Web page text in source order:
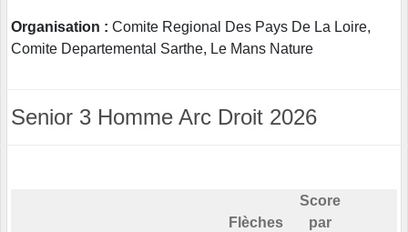
Organisation : Comite Regional Des Pays De La Loire,
Comite Departemental Sarthe, Le Mans Nature
Senior 3 Homme Arc Droit 2026
Flèches
Score
par